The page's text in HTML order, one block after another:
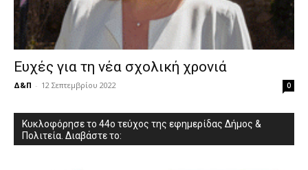
Ευχές για τη νέα σχολική χρονιά
Δ&Π - 12 Σεπτεμβρίου 2022 0
Κυκλοφόρησε το 44ο τεύχος της εφημερίδας Δήμος &
Πολιτεία. Διαβάστε το: